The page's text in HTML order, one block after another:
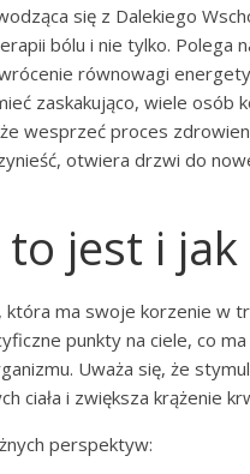
się z Dalekiego
bólu i nie tylko. Polega
równowagi
zaskakująco, wiele osób
wesprzeć proces
otwiera drzwi do
jest i jak
ma swoje korzenie w
punkty na ciele, co ma
Uważa się, że
ciała i zwiększa krążenie
perspektyw: